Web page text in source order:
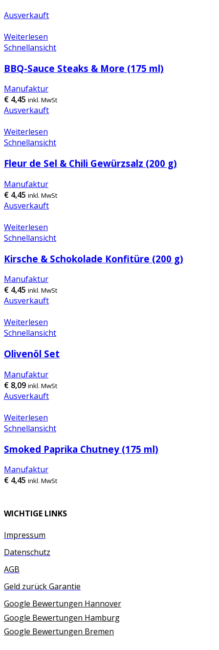
Ausverkauft
Weiterlesen
Schnellansicht
BBQ-Sauce Steaks & More (175 ml)
Manufaktur
€ 4,45 inkl. MwSt
Ausverkauft
Weiterlesen
Schnellansicht
Fleur de Sel & Chili Gewürzsalz (200 g)
Manufaktur
€ 4,45 inkl. MwSt
Ausverkauft
Weiterlesen
Schnellansicht
Kirsche & Schokolade Konfitüre (200 g)
Manufaktur
€ 4,45 inkl. MwSt
Ausverkauft
Weiterlesen
Schnellansicht
Olivenöl Set
Manufaktur
€ 8,09 inkl. MwSt
Ausverkauft
Weiterlesen
Schnellansicht
Smoked Paprika Chutney (175 ml)
Manufaktur
€ 4,45 inkl. MwSt
WICHTIGE LINKS
Impressum
Datenschutz
AGB
Geld zurück Garantie
Google Bewertungen Hannover
Google Bewertungen Hamburg
Google Bewertungen Bremen